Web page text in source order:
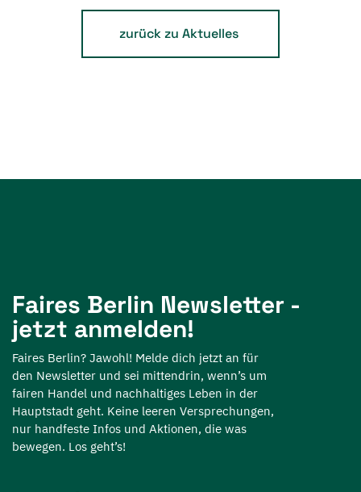
zurück zu Aktuelles
Faires Berlin Newsletter -
jetzt anmelden!
Faires Berlin? Jawohl! Melde dich jetzt an für
den Newsletter und sei mittendrin, wenn’s um
fairen Handel und nachhaltiges Leben in der
Hauptstadt geht. Keine leeren Versprechungen,
nur handfeste Infos und Aktionen, die was
bewegen. Los geht’s!